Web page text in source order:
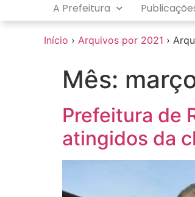
A Prefeitura
Início › Arquivos por 2021 ›
Mês:
Prefeitura de
atingidos da